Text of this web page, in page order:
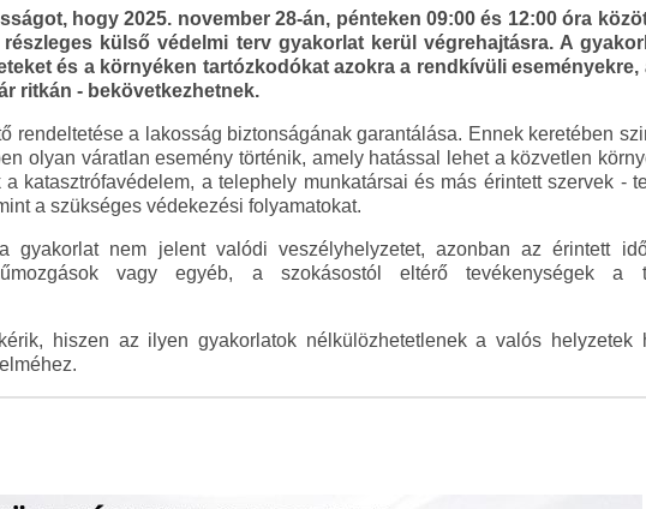
hogy 2025. november 28-án, pénteken 09:00 és 12:00 óra
külső védelmi terv gyakorlat kerül végrehajtásra. A
és a környéken tartózkodókat azokra a rendkívüli eseményekre,
ritkán - bekövetkezhetnek.
rendeltetése a lakosság biztonságának garantálása. Ennek keretében
olyan váratlan esemény történik, amely hatással lehet a közvetlen
katasztrófavédelem, a telephely munkatársai és más érintett szervek -
a szükséges védekezési folyamatokat.
gyakorlat nem jelent valódi veszélyhelyzetet, azonban az érintett
vagy egyéb, a szokásostól eltérő tevékenységek a
hiszen az ilyen gyakorlatok nélkülözhetetlenek a valós helyzetek